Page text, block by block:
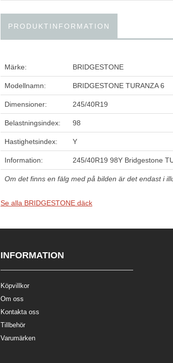
PRODUKTINFORMATION
Märke: BRIDGESTONE
Modellnamn: BRIDGESTONE TURANZA 6
Dimensioner: 245/40R19
Belastningsindex: 98
Hastighetsindex: Y
Information: 245/40R19 98Y Bridgestone
Om det finns en fälg med på bilden är det endast i
Se alla BRIDGESTONE däck
INFORMATION
Köpvillkor
Om oss
Kontakta oss
Tillbehör
Varumärken